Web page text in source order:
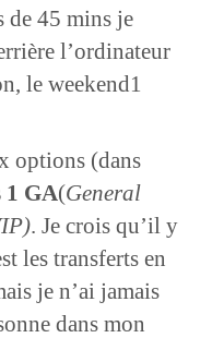
de 45 mins je
l’ordinateur
le weekend1
options (dans
1 GA(General
. Je crois qu’il y
les transferts en
je n’ai jamais
dans mon